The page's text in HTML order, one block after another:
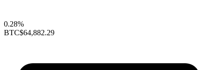
0.28%
BTC$64,882.29